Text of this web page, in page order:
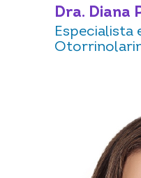
Dra. Diana
Especialista